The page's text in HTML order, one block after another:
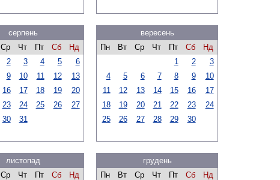
серпень
Ср Чт Пт Сб
Нд
2 3 4 5
6
9 10 11 12
13
16 17 18 19
20
23 24 25 26
27
30 31
вересень
Пн
Вт Ср Чт Пт Сб
Нд
1
2
3
4
5 6 7 8 9
10
11
12 13 14 15 16
17
18
19 20 21 22 23
24
25
26 27 28 29 30
листопад
Ср Чт Пт Сб
Нд
грудень
Пн
Вт Ср Чт Пт Сб
Нд